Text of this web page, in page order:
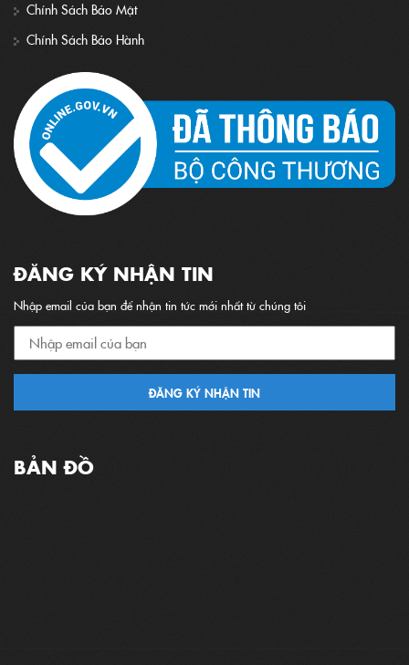
Chính Sách Bảo Mật
Chính Sách Bảo Hành
ĐĂNG KÝ NHẬN TIN
Nhập email của bạn để nhận tin tức mới nhất từ chúng tôi
ĐĂNG KÝ NHẬN TIN
BẢN ĐỒ